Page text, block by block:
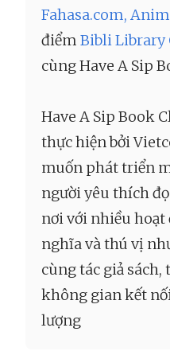
Fahasa.com,
điểm Bibli Library
cùng Have A Sip
Have A Sip Book
thực hiện bởi
muốn phát triển
người yêu thích
nơi với nhiều
nghĩa và thú vị
cùng tác giả sách,
không gian kết
lượng